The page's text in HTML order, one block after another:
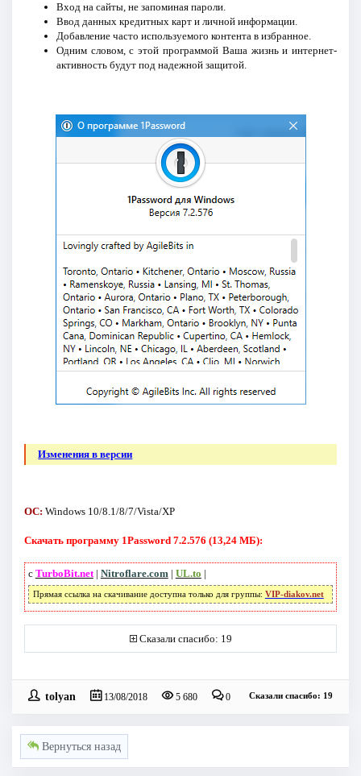
Вход на сайты, не запоминая пароли.
Ввод данных кредитных карт и личной информации.
Добавление часто используемого контента в избранное.
Одним словом, с этой программой Ваша жизнь и интернет-
активность будут под надежной защитой.
Изменения в версии
ОС: Windows 10/8.1/8/7/Vista/XP
Скачать программу 1Password 7.2.576 (13,24 МБ):
с TurboBit.net| Nitroflare.com | UL.to |
Прямая ссылка на скачивание доступна только для группы: VIP-diakov.net
Сказали спасибо: 19
tolyan 13/08/2018 5 680 0 Сказали спасибо: 19
Вернуться назад